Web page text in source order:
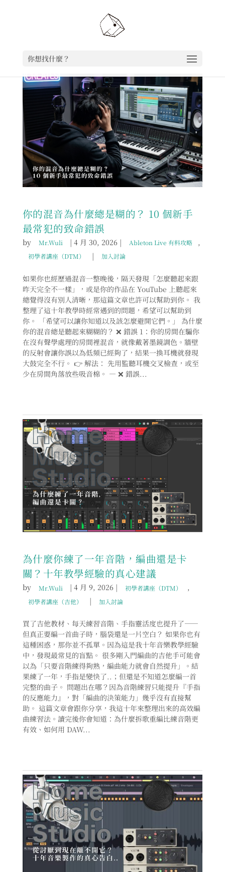
你想找什麼？
你的混音為什麼總是糊的？ 10 個新手
最常犯的致命錯誤
by Mr.Wuli |4 月 30, 2026 | Ableton Live 有料攻略 ,
初學者講座（DTM） | 加入討論
如果你也經歷過混音一整晚後，隔天發現「怎麼聽起來跟
昨天完全不一樣」，或是你的作品在 YouTube 上聽起來
總覺得沒有別人清晰，那這篇文章也許可以幫助到你。 我
整理了這十年教學時經常遇到的問題，希望可以幫助到
你。 「希望可以讓你知道以及該怎麼避開它們。」 為什麼
你的混音總是聽起來糊糊的？ ❌ 錯誤 1：你的房間在騙你
在沒有聲學處理的房間裡混音，就像戴著墨鏡調色。牆壁
的反射會讓你誤以為低頻已經夠了，結果一換耳機就發現
大鼓完全不行。 👉 解法： 先用監聽耳機交叉檢查，或至
少在房間角落放些吸音棉。 — ❌ 錯誤...
為什麼你練了一年音階，編曲還是卡
關？十年教學經驗的真心建議
by Mr.Wuli |4 月 9, 2026 | 初學者講座（DTM） ,
初學者講座（吉他） | 加入討論
買了吉他教材、每天練習音階、手指靈活度也提升了——
但真正要編一首曲子時，腦袋還是一片空白？ 如果你也有
這種困惑，那你並不孤單。因為這是我十年音樂教學經驗
中，發現最常見的盲點。 很多剛入門編曲的吉他手可能會
以為「只要音階練得夠熟，編曲能力就會自然提升」。結
果練了一年，手指是變快了..；但還是不知道怎麼編一首
完整的曲子。 問題出在哪？因為音階練習只能提升『手指
的反應能力』，對「編曲的決策能力」幾乎沒有直接幫
助。 這篇文章會跟你分享，我這十年來整理出來的高效編
曲練習法。讀完後你會知道：為什麼拆歌重編比練音階更
有效、如何用 DAW...